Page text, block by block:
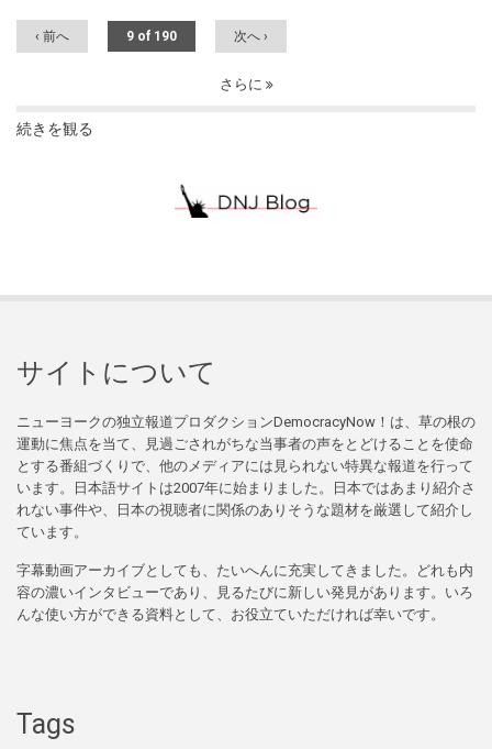
‹ 前へ 9 of 190 次へ ›
さらに
続きを観る
サイトについて
ニューヨークの独立報道プロダクションDemocracyNow！は、草の根の
運動に焦点を当て、見過ごされがちな当事者の声をとどけることを使命
とする番組づくりで、他のメディアには見られない特異な報道を行って
います。日本語サイトは2007年に始まりました。日本ではあまり紹介さ
れない事件や、日本の視聴者に関係のありそうな題材を厳選して紹介し
ています。
字幕動画アーカイブとしても、たいへんに充実してきました。どれも内
容の濃いインタビューであり、見るたびに新しい発見があります。いろ
んな使い方ができる資料として、お役立ていただければ幸いです。
Tags